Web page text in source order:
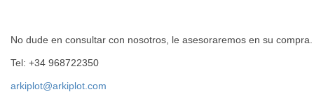
No dude en consultar con nosotros, le asesoraremos en su compra.
Tel: +34 968722350
arkiplot@arkiplot.com